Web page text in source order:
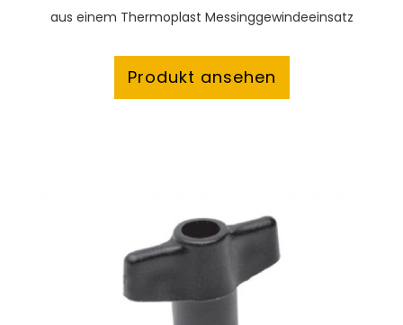
aus einem Thermoplast Messinggewindeeinsatz
Produkt ansehen